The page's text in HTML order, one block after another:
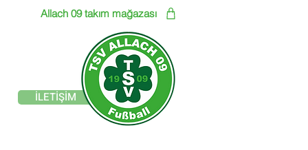
Allach 09 takım mağazası
İLETİŞİM